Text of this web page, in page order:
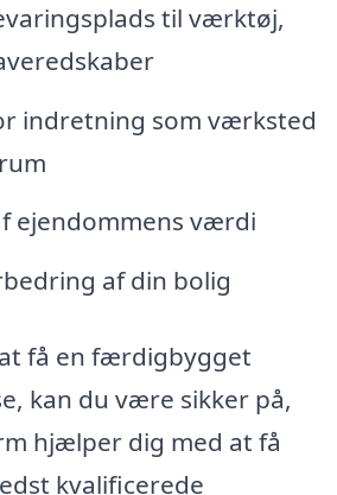
til værktøj,
indretning som værksted
ejendommens værdi
af din bolig
få en færdigbygget
kan du være sikker på,
hjælper dig med at få
kvalificerede